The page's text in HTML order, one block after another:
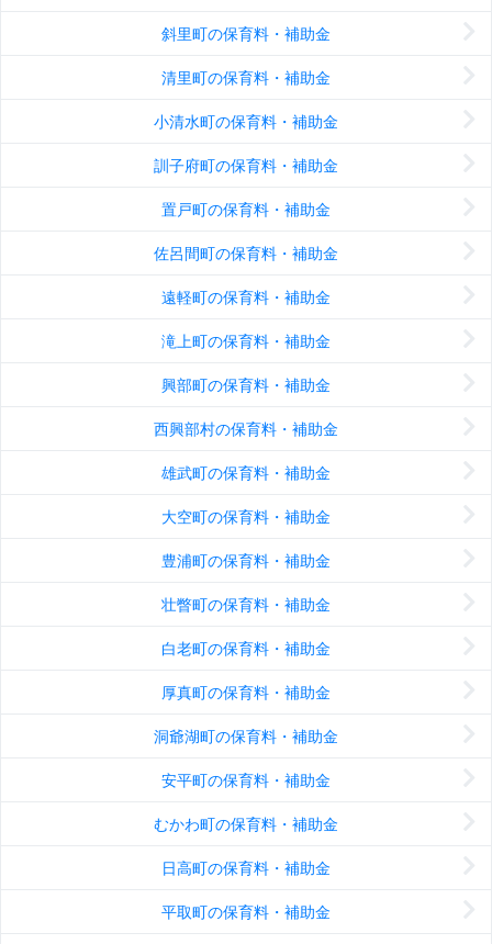
斜里町の保育料・補助金
清里町の保育料・補助金
小清水町の保育料・補助金
訓子府町の保育料・補助金
置戸町の保育料・補助金
佐呂間町の保育料・補助金
遠軽町の保育料・補助金
滝上町の保育料・補助金
興部町の保育料・補助金
西興部村の保育料・補助金
雄武町の保育料・補助金
大空町の保育料・補助金
豊浦町の保育料・補助金
壮瞥町の保育料・補助金
白老町の保育料・補助金
厚真町の保育料・補助金
洞爺湖町の保育料・補助金
安平町の保育料・補助金
むかわ町の保育料・補助金
日高町の保育料・補助金
平取町の保育料・補助金